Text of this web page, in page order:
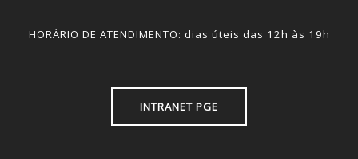
HORÁRIO DE ATENDIMENTO: dias úteis das 12h às 19h
INTRANET PGE